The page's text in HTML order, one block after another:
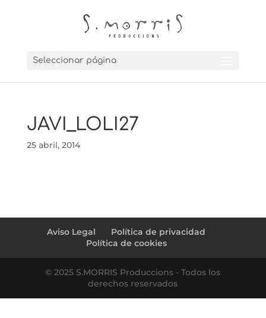
Seleccionar página
JAVI_LOLI27
25 abril, 2014
Aviso Legal
Política de privacidad
Política de cookies
© 2025 S.MORRIS Produccions - Todos los
derechos reservados